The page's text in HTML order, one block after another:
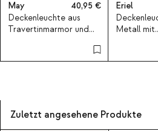
May
40,95
Deckenleuchte aus
Travertinmarmor und
Eriel
Metall mit
Zuletzt angesehene Produkte